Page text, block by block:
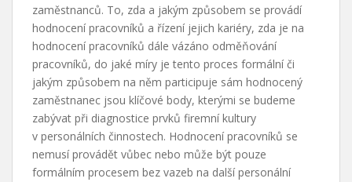
zaměstnanců. To, zda a jakým způsobem se provádí
hodnocení pracovníků a řízení jejich kariéry, zda je na
hodnocení pracovníků dále vázáno odměňování
pracovníků, do jaké míry je tento proces formální či
jakým způsobem na něm participuje sám hodnocený
zaměstnanec jsou klíčové body, kterými se budeme
zabývat při diagnostice prvků firemní kultury
v personálních činnostech. Hodnocení pracovníků se
nemusí provádět vůbec nebo může být pouze
formálním procesem bez vazeb na další personální